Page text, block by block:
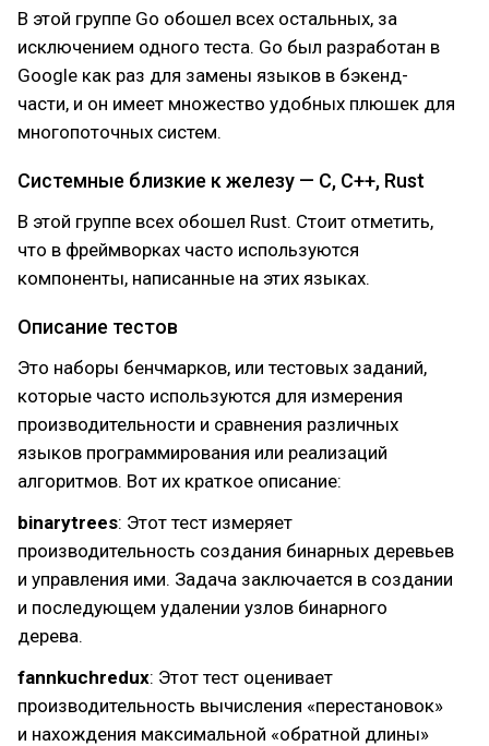
В этой группе Go обошел всех остальных, за
исключением одного теста. Go был разработан в
Google как раз для замены языков в бэкенд-
части, и он имеет множество удобных плюшек для
многопоточных систем.
Системные близкие к железу — C, C++, Rust
В этой группе всех обошел Rust. Стоит отметить,
что в фреймворках часто используются
компоненты, написанные на этих языках.
Описание тестов
Это наборы бенчмарков, или тестовых заданий,
которые часто используются для измерения
производительности и сравнения различных
языков программирования или реализаций
алгоритмов. Вот их краткое описание:
binarytrees: Этот тест измеряет
производительность создания бинарных деревьев
и управления ими. Задача заключается в создании
и последующем удалении узлов бинарного
дерева.
fannkuchredux: Этот тест оценивает
производительность вычисления «перестановок»
и нахождения максимальной «обратной длины»